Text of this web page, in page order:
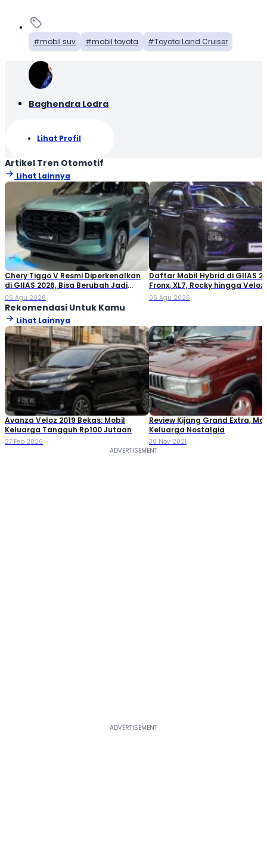
mobil suv mobil toyota Toyota Land Cruiser
Baghendra Lodra
Lihat Profil
Artikel Tren Otomotif
Lihat Lainnya
Chery Tiggo V Resmi Diperkenalkan
di GIIAS 2026, Bisa Berubah Jadi
Double Cabin
06 Agu 2026
Daftar Mobil Hybrid di GIIAS
Fronx, XL7, Rocky hingga Veloz!
06 Agu 2026
Rekomendasi Untuk Kamu
Lihat Lainnya
Avanza Veloz 2019 Bekas: Mobil
Keluarga Tangguh Rp100 Jutaan
27 Feb 2026
Review Kijang Grand Extra,
Keluarga Nostalgia
30 Nov 2021